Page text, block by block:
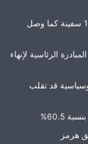
ميناء دمياط يستقبل عدد 17 سفينة .. بينما غادر 12 سفينة كما وصل
الرئاسية لإنهاء
قد تقلب
60.5%
هرمز